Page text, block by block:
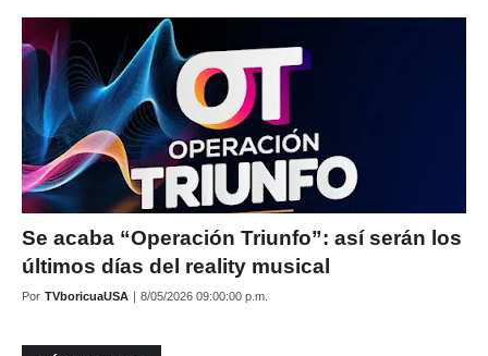
Se acaba “Operación Triunfo”: así serán los
últimos días del reality musical
Por TVboricuaUSA | 8/05/2026 09:00:00 p.m.